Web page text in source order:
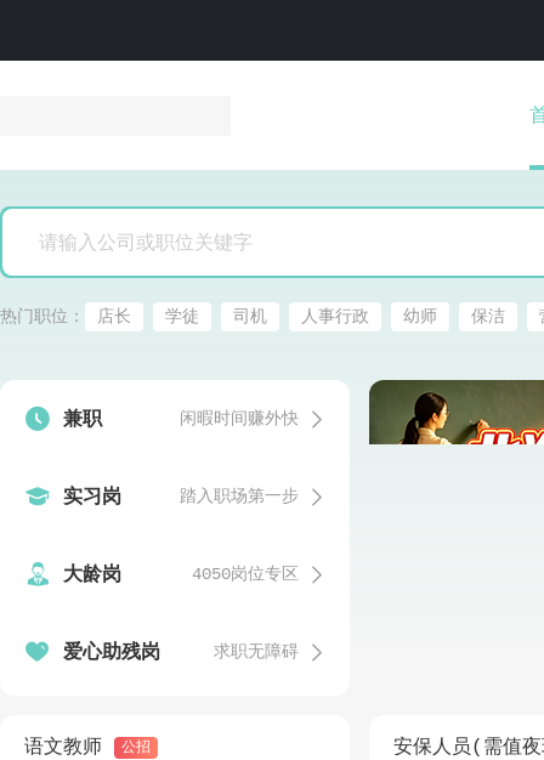
热门职位： 店长 学徒 司机 人事行政 幼师 保洁
 兼职 闲暇时间赚外快 
 实习岗 踏入职场第一步 
 大龄岗 4050岗位专区 
 爱心助残岗 求职无障碍 
语文教师 公招 安保人员(需值